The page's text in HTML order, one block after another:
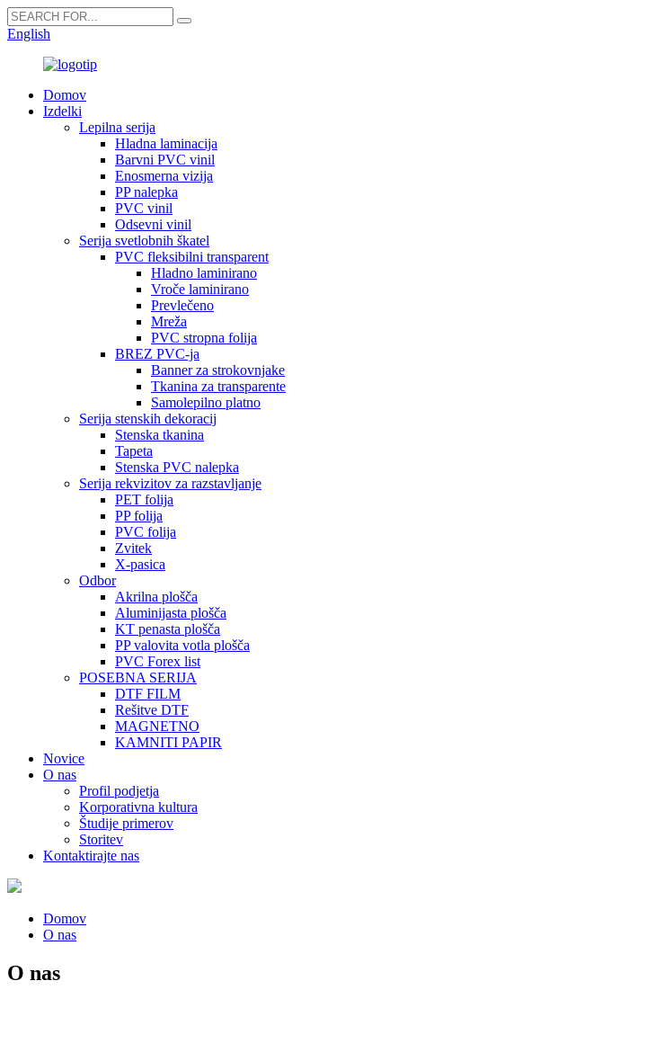
English
Domov
Izdelki
Lepilna serija
Hladna laminacija
Barvni PVC vinil
Enosmerna vizija
PP nalepka
PVC vinil
Odsevni vinil
Serija svetlobnih škatel
PVC fleksibilni transparent
Hladno laminirano
Vroče laminirano
Prevlečeno
Mreža
PVC stropna folija
BREZ PVC-ja
Banner za strokovnjake
Tkanina za transparente
Samolepilno platno
Serija stenskih dekoracij
Stenska tkanina
Tapeta
Stenska PVC nalepka
Serija rekvizitov za razstavljanje
PET folija
PP folija
PVC folija
Zvitek
X-pasica
Odbor
Akrilna plošča
Aluminijasta plošča
KT penasta plošča
PP valovita votla plošča
PVC Forex list
POSEBNA SERIJA
DTF FILM
Rešitve DTF
MAGNETNO
KAMNITI PAPIR
Novice
O nas
Profil podjetja
Korporativna kultura
Študije primerov
Storitev
Kontaktirajte nas
Domov
O nas
O nas